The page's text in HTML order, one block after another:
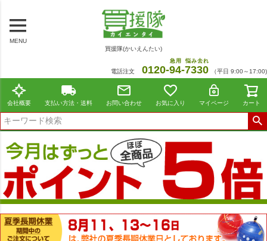
MENU
買援隊(かいえんたい)
電話注文 0120-94
急用
-7330
悩み去れ
（平日 9:00～17:00)
会社概要 支払い方法・送料 お問い合わせ お気に入り マイページ カート